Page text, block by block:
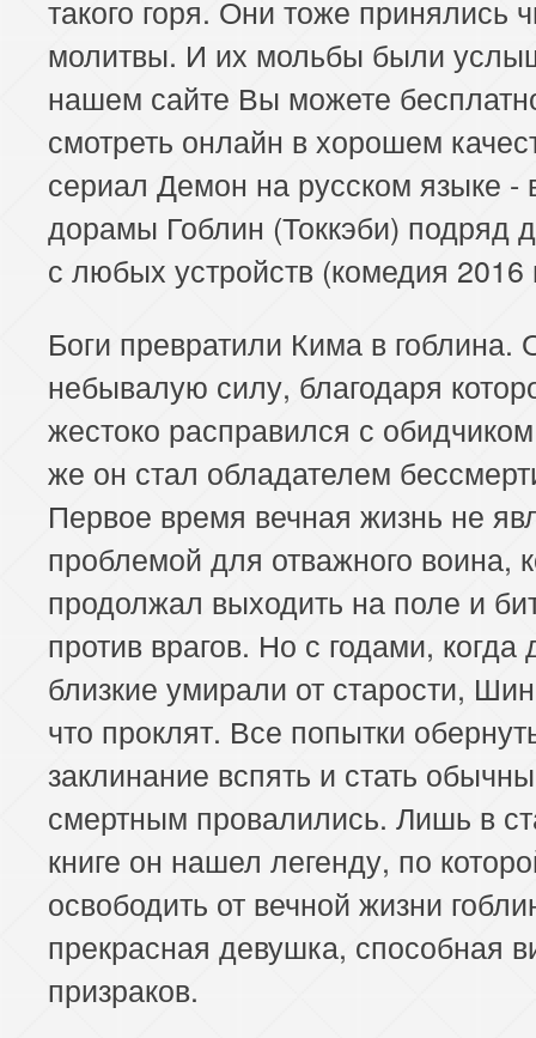
такого горя. Они тоже принялись
молитвы. И их мольбы были
нашем сайте Вы можете
смотреть онлайн в хорошем
сериал Демон на русском языке -
дорамы Гоблин (Токкэби) подряд
с любых устройств (комедия 2016
Боги превратили Кима в гоблина.
небывалую силу, благодаря
жестоко расправился с
же он стал обладателем
Первое время вечная жизнь не
проблемой для отважного воина,
продолжал выходить на поле и
против врагов. Но с годами, когда
близкие умирали от старости,
что проклят. Все попытки
заклинание вспять и стать
смертным провалились. Лишь в
книге он нашел легенду, по
освободить от вечной жизни
прекрасная девушка, способная
призраков.